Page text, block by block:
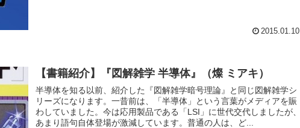
2015.01.10
【書籍紹介】『図解雑学 半導体』（燦 ミアキ）
半導体を知る以前、紹介した『図解雑学暗号理論』と同じ図解雑学シ
リーズになります。一昔前は、「半導体」という言葉がメディアを賑
わしていました。今は応用製品である「LSI」に世代交代しましたが、
あまり語句自体登場が激減しています。普通の人は、ど...